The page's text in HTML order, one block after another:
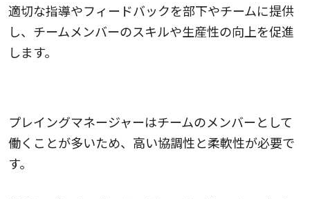
適切な指導やフィードバックを部下やチームに提供
し、チームメンバーのスキルや生産性の向上を促進
します。
プレイングマネージャーはチームのメンバーとして
働くことが多いため、高い協調性と柔軟性が必要で
す。